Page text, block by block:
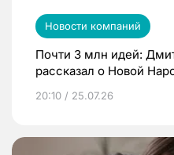
Новости компаний
Почти 3 млн идей:
рассказал о Новой
20:10 / 25.07.26